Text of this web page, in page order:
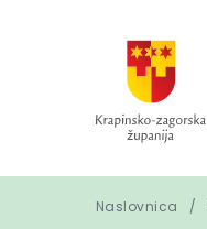
Naslovnica